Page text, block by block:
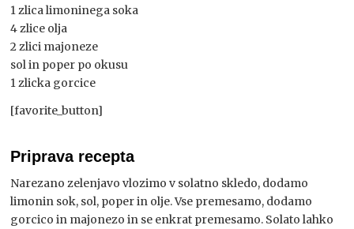
1 zlica limoninega soka
4 zlice olja
2 zlici majoneze
sol in poper po okusu
1 zlicka gorcice
[favorite_button]
Priprava recepta
Narezano zelenjavo vlozimo v solatno skledo, dodamo
limonin sok, sol, poper in olje. Vse premesamo, dodamo
gorcico in majonezo in se enkrat premesamo. Solato lahko